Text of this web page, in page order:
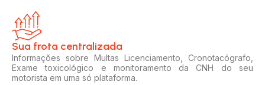
Sua frota centralizada​
Informações sobre Multas Licenciamento, Cronotacógrafo,
Exame toxicológico e monitoramento da CNH do seu
motorista em uma só plataforma.